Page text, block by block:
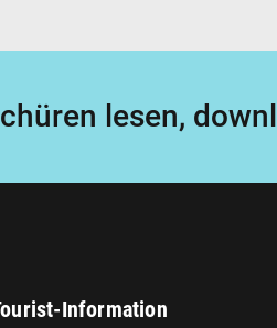
lesen,
Information